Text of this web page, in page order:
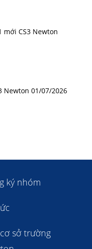
mới CS3 Newton
Newton 01/07/2026
ký nhóm
sở trường